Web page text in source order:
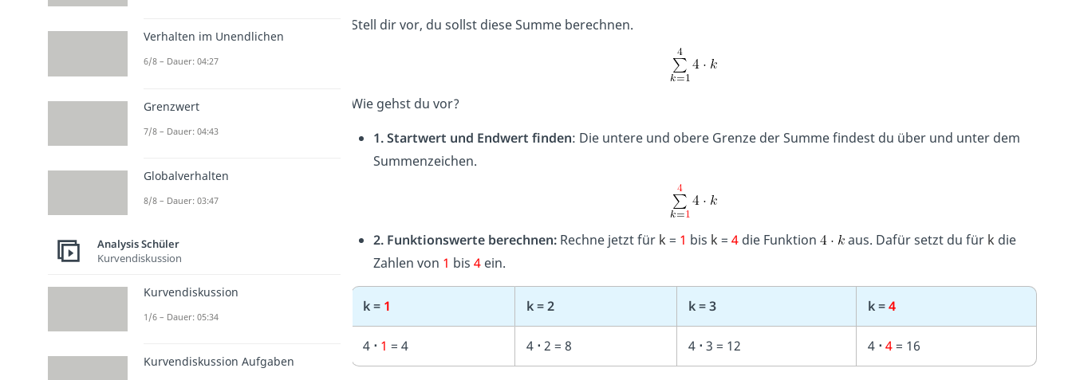
Stell dir vor, du sollst diese Summe berechnen.
Wie gehst du vor?
1. Startwert und Endwert finden: Die untere und obere Grenze der Summe findest du über und unter dem
Summenzeichen.
2. Funktionswerte berechnen: Rechne jetzt für k = 1 bis k = 4 die Funktion aus. Dafür setzt du für k die
Zahlen von 1 bis 4ein.
k = 1 k = 2 k = 3 k =4
4 ⋅ 1 = 4 4 ⋅ 2 = 8 4 ⋅ 3 = 12 4 ⋅ 4= 16
Verhalten im Unendlichen
6/8 – Dauer: 04:27
Grenzwert
7/8 – Dauer: 04:43
Globalverhalten
8/8 – Dauer: 03:47
Analysis Schüler
Kurvendiskussion
Kurvendiskussion
1/6 – Dauer: 05:34
Kurvendiskussion Aufgaben